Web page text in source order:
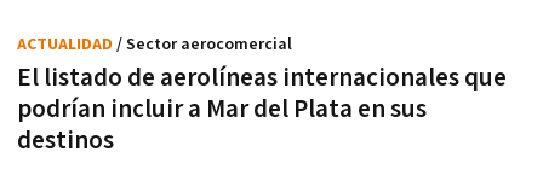
El listado de aerolíneas internacionales que
podrían incluir a Mar del Plata en sus
destinos
ACTUALIDAD / Sector aerocomercial